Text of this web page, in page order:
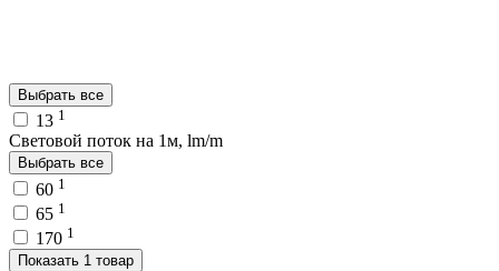
Выбрать все
13 1
Световой поток на 1м, lm/m
Выбрать все
60 1
65 1
170 1
Показать 1 товар